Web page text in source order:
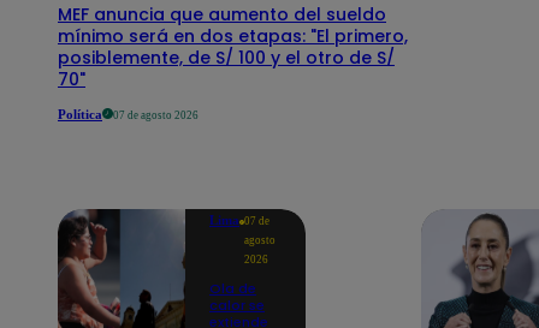
MEF anuncia que aumento del sueldo
mínimo será en dos etapas: "El primero,
posiblemente, de S/ 100 y el otro de S/
70"
Política 07 de agosto 2026
Lima 07 de
agosto
2026
Ola de
calor se
extiende